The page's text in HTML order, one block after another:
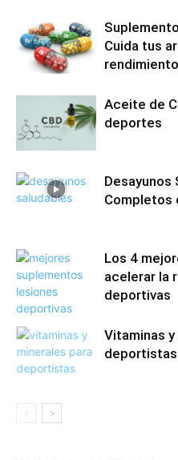
Cuida tus
rendimiento
Aceite de
deportes
Desayunos
Completos
Los 4
acelerar la
deportivas
Vitaminas